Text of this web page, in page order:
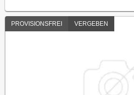
PROVISIONSFREI VERGEBEN